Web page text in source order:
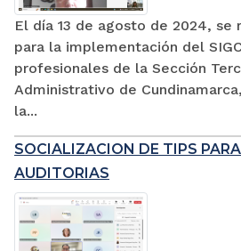
El día 13 de agosto de 2024, se
para la implementación del
profesionales de la Sección
Administrativo de
la...
SOCIALIZACION DE TIPS
AUDITORIAS